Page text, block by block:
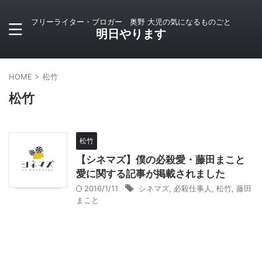
フリーライター・ブロガー 奥野 大児の気になるものごと
明日やります
HOME > 松竹
松竹
松竹
【シネマズ】僕の必殺愛・藤田まこと
愛に関する記事が掲載されました
2016/1/11 シネマズ 必殺仕事人 松竹 藤田
まこと